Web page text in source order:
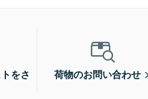
をさ
荷物のお問い合わせ